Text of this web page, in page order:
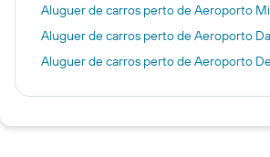
Aluguer de carros perto de Aeroporto
Aluguer de carros perto de Aeroporto
Aluguer de carros perto de Aeroporto